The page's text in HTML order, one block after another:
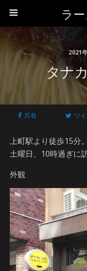
ラ
2021
タナ
共有 ツ
上町駅より徒歩15分。
土曜日、10時過ぎに訪
外観